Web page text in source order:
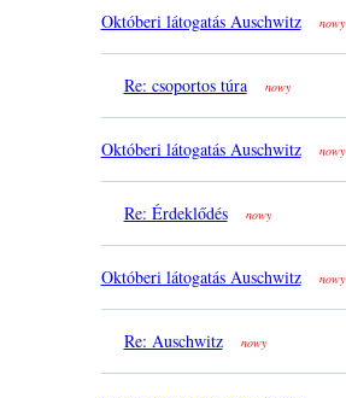
Októberi látogatás Auschwitz nowy
Re: csoportos túra nowy
Októberi látogatás Auschwitz nowy
Re: Érdeklődés nowy
Októberi látogatás Auschwitz nowy
Re: Auschwitz nowy